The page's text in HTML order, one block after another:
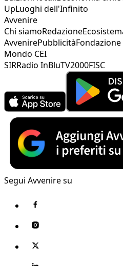
UpLuoghi dell'Infinito
Avvenire
Chi siamoRedazione
AvvenirePubblicità
Mondo CEI
SIRRadio InBluTV2000FISC
Segui Avvenire su